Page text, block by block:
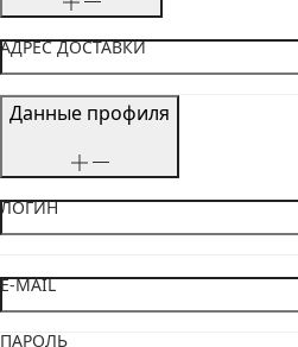
АДРЕС ДОСТАВКИ
Данные профиля
ЛОГИН
E-MAIL
ПАРОЛЬ